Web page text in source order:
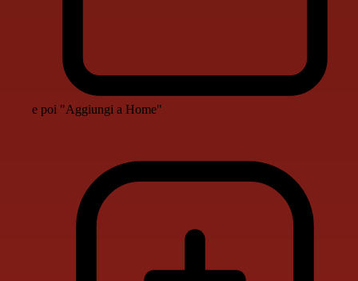
e poi "Aggiungi a Home"